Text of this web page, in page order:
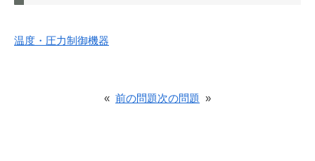
温度・圧力制御機器
« 前の問題次の問題 »